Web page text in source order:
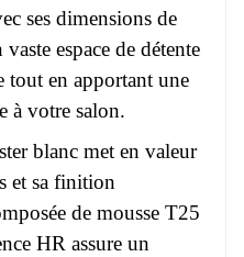
ses dimensions de
espace de détente
en apportant une
à votre salon.
blanc met en valeur
et sa finition
de mousse T25
HR assure un